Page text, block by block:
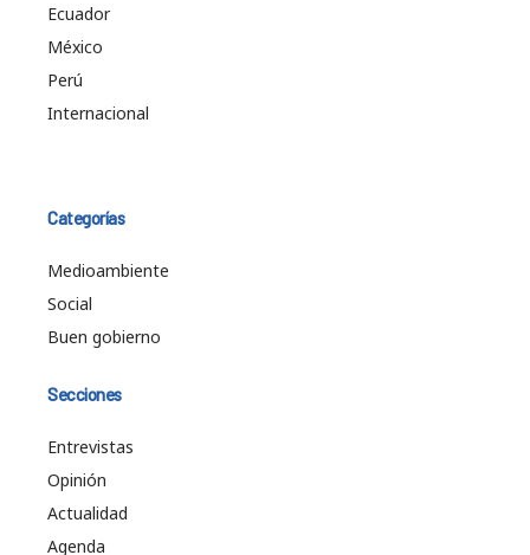
Ecuador
México
Perú
Internacional
Categorías
Medioambiente
Social
Buen gobierno
Secciones
Entrevistas
Opinión
Actualidad
Agenda